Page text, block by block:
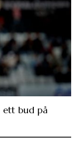
ett bud på